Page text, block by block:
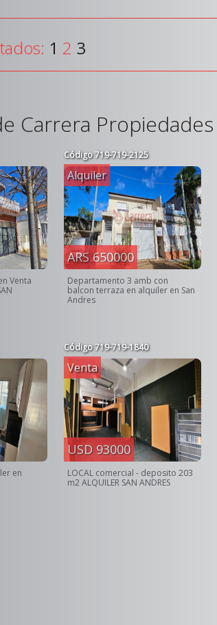
1 2 3
Carrera Propiedades
Venta
Código719-719-2125
Alquiler
ARS 650000
Departamento 3 amb con
balcon terraza en alquiler en San
Andres
en
Código719-719-1840
Venta
USD 93000
LOCAL comercial - deposito 203
m2 ALQUILER SAN ANDRES